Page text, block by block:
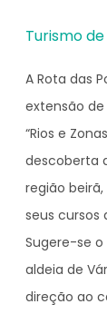
Turismo
A Rota das
extensão
“Rios e
descoberta
região
seus cursos
Sugere-se
aldeia de
direção ao